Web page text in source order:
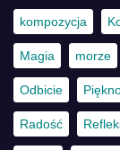
kompozycja
Magia morze
Odbicie
Radość